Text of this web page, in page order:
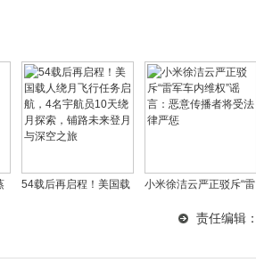
54载后再启程！美国载
小米徐洁云严正驳斥“雷
传播者将受法律严惩
责任编辑：